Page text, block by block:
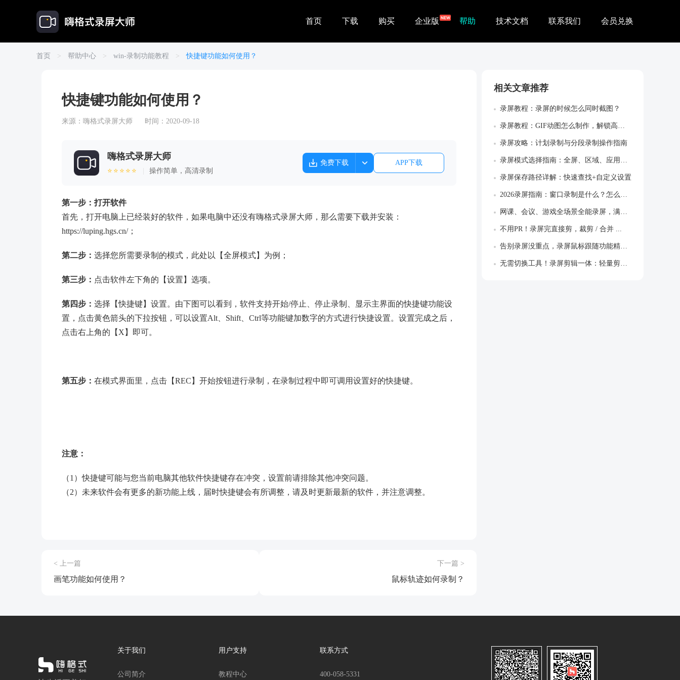
首页 下载 购买 企业版 帮助 技术文档 联系我们 会员兑换
首页 > 帮助中心 > win-录制功能教程 > 快捷键功能如何使用？
快捷键功能如何使用？
来源： 嗨格式录屏大师 时间：2020-09-18
嗨格式录屏大师
⭐⭐⭐⭐⭐ 操作简单，高清录制
免费下载 APP下载
第一步：打开软件
首先，打开电脑上已经装好的软件，如果电脑中还没有嗨格式录屏大师，那么需要下载并安装：
https://luping.hgs.cn/；
第二步： 选择您所需要录制的模式，此处以【全屏模式】为例；
第三步： 点击软件左下角的【设置】选项。
第四步： 选择【快捷键】设置。由下图可以看到，软件支持开始/停止、停止录制、显示主界面的快捷键功能设
置，点击黄色箭头的下拉按钮，可以设置Alt、Shift、Ctrl等功能键加数字的方式进行快捷设置。设置完成之后，
点击右上角的【X】即可。
第五步： 在模式界面里，点击【REC】开始按钮进行录制，在录制过程中即可调用设置好的快捷键。
注意：
（1）快捷键可能与您当前电脑其他软件快捷键存在冲突，设置前请排除其他冲突问题。
（2）未来软件会有更多的新功能上线，届时快捷键会有所调整，请及时更新最新的软件，并注意调整。
< 上一篇
画笔功能如何使用？
下一篇 >
鼠标轨迹如何录制？
相关文章推荐
录屏教程：录屏的时候怎么同时截图？
录屏教程：GIF动图怎么制作，解锁高效创...
录屏攻略：计划录制与分段录制操作指南
录屏模式选择指南：全屏、区域、应用窗口怎...
录屏保存路径详解：快速查找+自定义设置
2026录屏指南：窗口录制是什么？怎么使...
网课、会议、游戏全场景全能录屏，满足所有...
不用PR！录屏完直接剪，裁剪 / 合并 ...
告别录屏没重点，录屏鼠标跟随功能精准聚焦...
无需切换工具！录屏剪辑一体：轻量剪辑+字...
关于我们
公司简介
用户支持
教程中心
联系方式
400-058-5331